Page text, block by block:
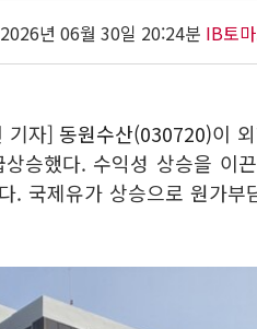
2026년 06월 30일 20:24분 IB토
기자] 동원수산(030720)이
상승했다. 수익성 상승을 이
. 국제유가 상승으로 원가